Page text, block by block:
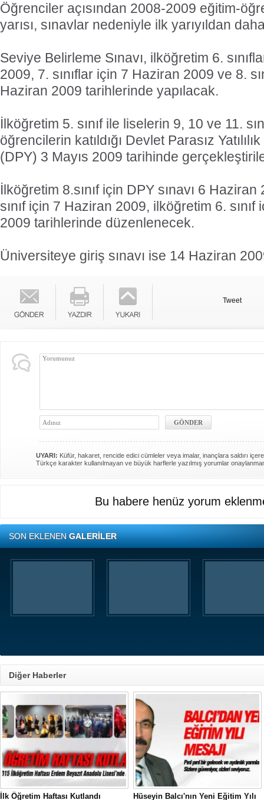
Öğrenciler açısından 2008-2009 eğitim-
yarısı, sınavlar nedeniyle ilk yarıyıldan
Seviye Belirleme Sınavı, ilköğretim 6.
2009, 7. sınıflar için 7 Haziran 2009 ve 8.
Haziran 2009 tarihlerinde yapılacak.
İlköğretim 5. sınıf ile liselerin 9, 10 ve 11.
öğrencilerin katıldığı Devlet Parasız
(DPY) 3 Mayıs 2009 tarihinde
İlköğretim 8.sınıf için DPY sınavı 6
sınıf için 7 Haziran 2009, ilköğretim 6.
2009 tarihlerinde düzenlenecek.
Üniversiteye giriş sınavı ise 14 Haziran
Tweet
UYARI: Küfür, hakaret, rencide edici cümleler veya imalar, inançlara saldırı
Türkçe karakter kullanılmayan ve büyük harflerle yazılmış yorumlar
Bu habere henüz yorum
SON EKLENENGALERİLER
Diğer Haberler
İlk Öğretim Haftası Kutlandı
Hüseyin Balcı'nın Yeni Eğitim Yılı